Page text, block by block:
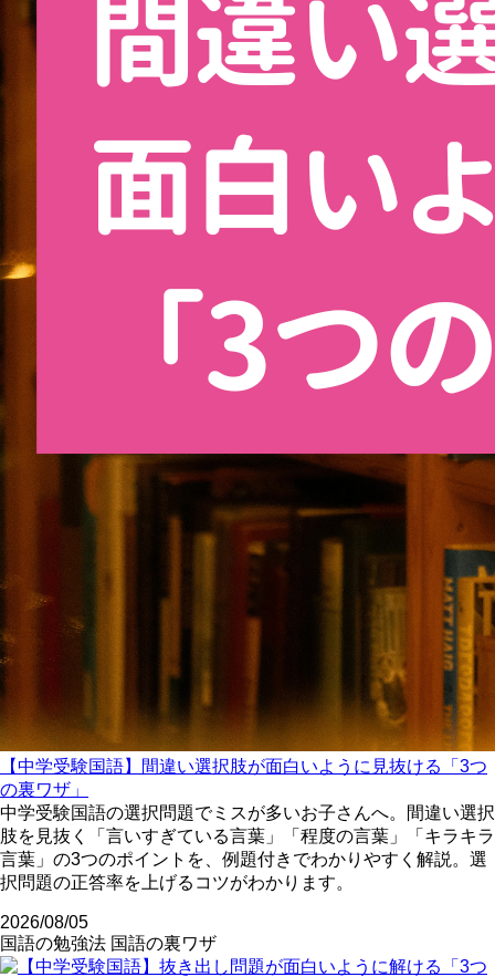
【中学受験国語】間違い選択肢が面白いように見抜ける「3つ
の裏ワザ」
中学受験国語の選択問題でミスが多いお子さんへ。間違い選択
肢を見抜く「言いすぎている言葉」「程度の言葉」「キラキラ
言葉」の3つのポイントを、例題付きでわかりやすく解説。選
択問題の正答率を上げるコツがわかります。
2026/08/05
国語の勉強法 国語の裏ワザ